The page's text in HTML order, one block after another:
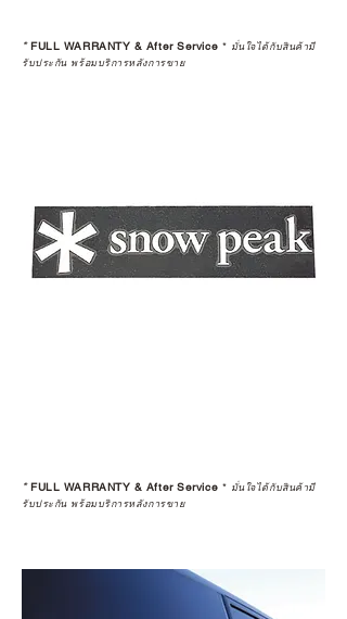
*FULL WARRANTY & After Service * มั่นใจได้กับสินค้ามี
รับประกัน พร้อมบริการหลังการขาย
*FULL WARRANTY & After Service * มั่นใจได้กับสินค้ามี
รับประกัน พร้อมบริการหลังการขาย